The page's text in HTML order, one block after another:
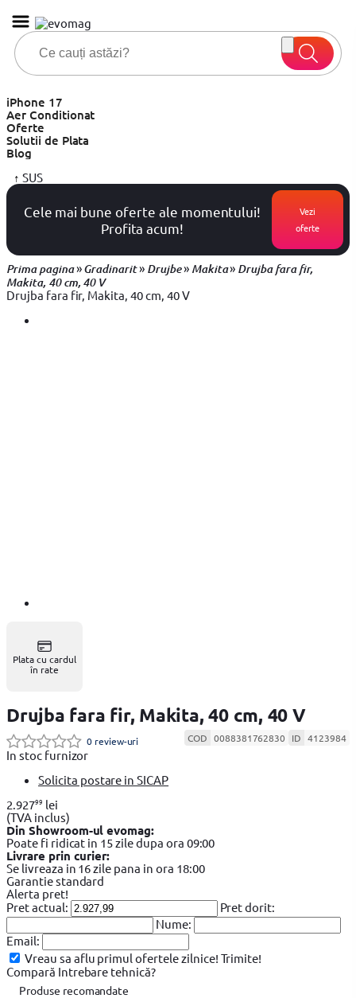
iPhone 17
Aer Conditionat
Oferte
Solutii de Plata
Blog
↑ SUS
Cele mai bune oferte ale momentului!
Profita acum!
Vezi
oferte
Prima pagina»Gradinarit» Drujbe» Makita» Drujba fara fir,
Makita, 40 cm, 40 V
Drujba fara fir, Makita, 40 cm, 40 V
Plata cu cardul
în rate
Drujba fara fir, Makita, 40 cm, 40 V
0 review-uri COD 0088381762830 ID 4123984
In stoc furnizor
Solicita postare in SICAP
2.92799 lei
(TVA inclus)
Din Showroom-ul evomag:
Poate fi ridicat in 15 zile dupa ora 09:00
Livrare prin curier:
Se livreaza in 16 zile pana in ora 18:00
Garantie standard
Alerta pret!
Pret actual:
Pret dorit:
Nume:
Email:
Vreau sa aflu primul ofertele zilnice! Trimite!
Compară Intrebare tehnică?
Produse recomandate